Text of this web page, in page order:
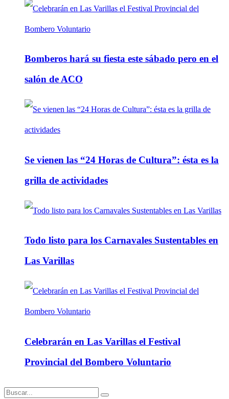
Bomberos hará su fiesta este sábado pero en el
salón de ACO
Se vienen las “24 Horas de Cultura”: ésta es la
grilla de actividades
Todo listo para los Carnavales Sustentables en
Las Varillas
Celebrarán en Las Varillas el Festival
Provincial del Bombero Voluntario